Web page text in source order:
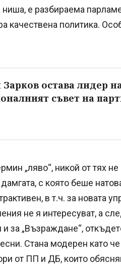
е разбираема
качествена политика.
остава лидер
съвет на
„ляво“, никой от тях
дамгата, с която беше
в т.ч. за новата
не я интересуват, а
и за „Възраждане“,
Стана модерен като
от ПП и ДБ, които